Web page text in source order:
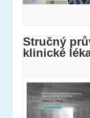
Stručný
klinické